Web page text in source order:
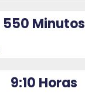
550 Minutos
9:10 Horas